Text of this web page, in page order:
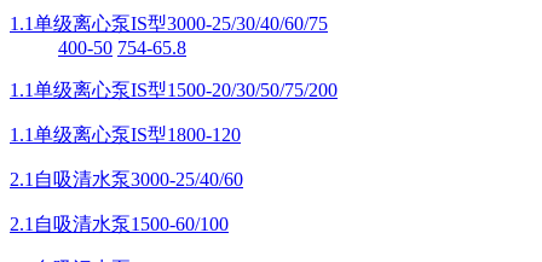
1.1单级离心泵IS型3000-25/30/40/60/75
400-50 754-65.8
1.1单级离心泵IS型1500-20/30/50/75/200
1.1单级离心泵IS型1800-120
2.1自吸清水泵3000-25/40/60
2.1自吸清水泵1500-60/100